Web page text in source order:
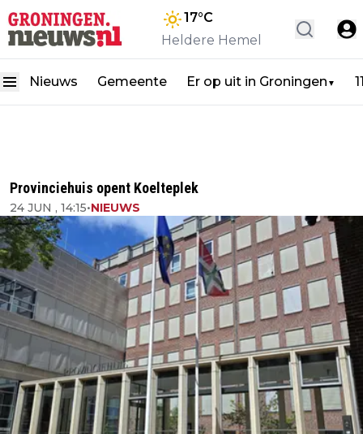
17°C
Heldere Hemel
Nieuws Gemeente Er op uit in Groningen ▼
Provinciehuis opent Koelteplek
24 JUN , 14:15•NIEUWS